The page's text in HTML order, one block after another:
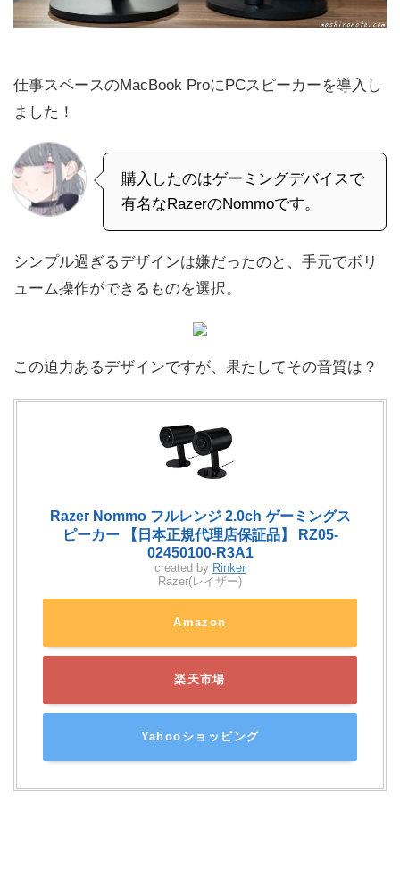
仕事スペースのMacBook ProにPCスピーカーを導入し
ました！
購入したのはゲーミングデバイスで
有名なRazerのNommoです。
シンプル過ぎるデザインは嫌だったのと、手元でボリ
ューム操作ができるものを選択。
この迫力あるデザインですが、果たしてその音質は？
Razer Nommo フルレンジ 2.0ch ゲーミングス
ピーカー 【日本正規代理店保証品】 RZ05-
02450100-R3A1
created by Rinker
Razer(レイザー)
Amazon
楽天市場
Yahooショッピング